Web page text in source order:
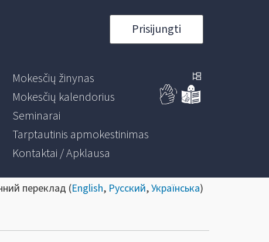
Prisijungti
Mokesčių žinynas
Mokesčių kalendorius
Seminarai
Tarptautinis apmokestinimas
Kontaktai / Apklausa
переклад (English, Русский,Українська)